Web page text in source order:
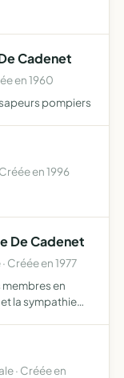
Cadenet
en 1960
pompiers
en 1996
De Cadenet
Créée en 1977
en
la sympathie
· Créée en